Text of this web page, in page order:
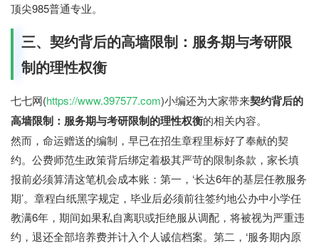
顶尖985普通专业。
三、契约背后的高墙限制：服务期与考研限
制的理性权衡
七七网(https://www.397577.com)小编还为大家带来契约背后的
高墙限制：服务期与考研限制的理性权衡的相关内容。
然而，命运赠送的编制，早已在招生章程里标好了奉献的契
约。公费师范生政策背后绑定着极其严苛的限制条款，家长填
报前必须算清这笔机会成本账：第一，‘长达6年的基层任教服务
期’。章程白纸黑字规定，毕业后必须前往签约地公办中小学任
教满6年，期间如果私自离职或拒绝服从调配，将被视为严重违
约，退还全部培养费并计入个人诚信档案。第二，‘服务期内原